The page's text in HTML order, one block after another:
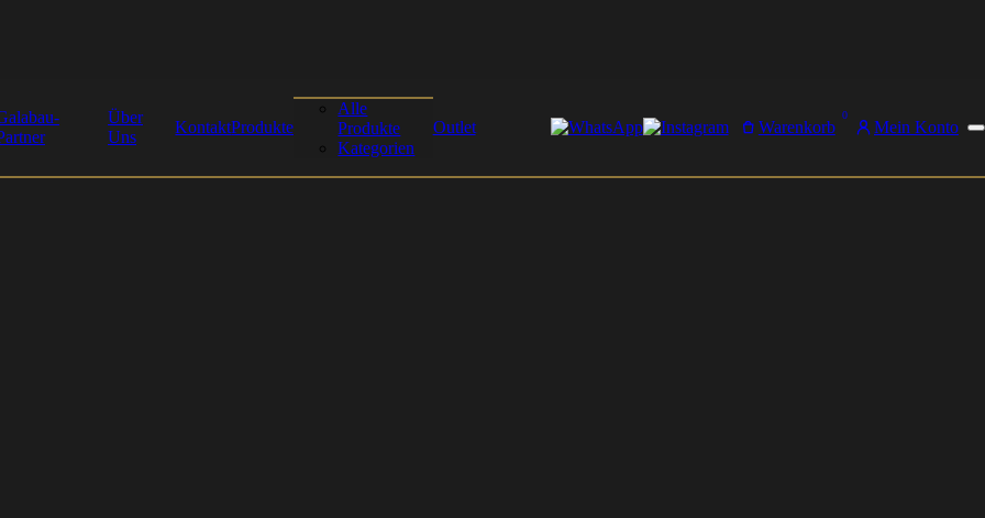
Über
Uns
KontaktProdukte
Alle
Produkte
Kategorien
Outlet Warenkorb
0
Mein Konto